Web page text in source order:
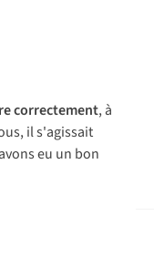
correctement, à
il s'agissait
eu un bon